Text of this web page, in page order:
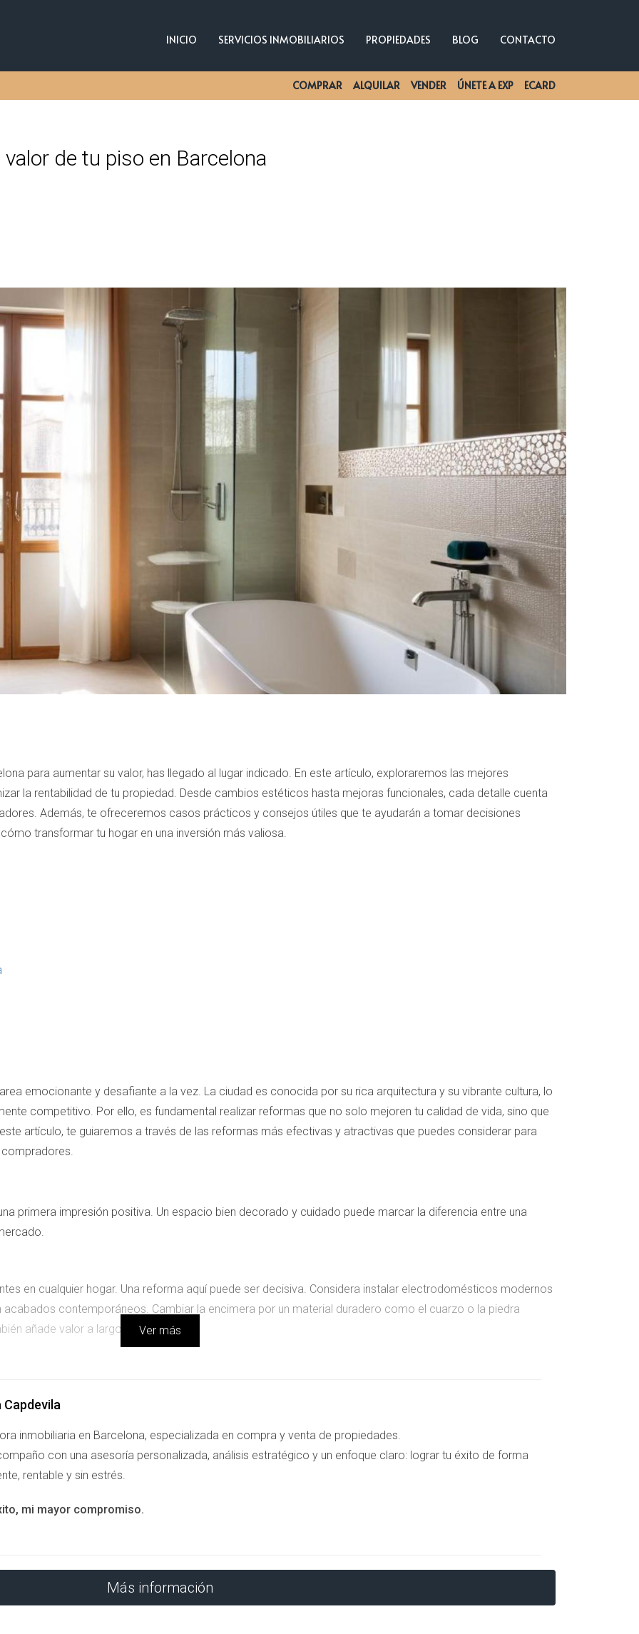
INICIO SERVICIOS INMOBILIARIOS PROPIEDADES BLOG CONTACTO
COMPRAR ALQUILAR VENDER ÚNETE A EXP ECARD
de tu piso en Barcelona
para aumentar su valor, has llegado al lugar indicado. En este artículo, exploraremos las mejores
la rentabilidad de tu propiedad. Desde cambios estéticos hasta mejoras funcionales, cada detalle cuenta
Además, te ofreceremos casos prácticos y consejos útiles que te ayudarán a tomar decisiones
transformar tu hogar en una inversión más valiosa.
emocionante y desafiante a la vez. La ciudad es conocida por su rica arquitectura y su vibrante cultura, lo
competitivo. Por ello, es fundamental realizar reformas que no solo mejoren tu calidad de vida, sino que
artículo, te guiaremos a través de las reformas más efectivas y atractivas que puedes considerar para
compradores.
primera impresión positiva. Un espacio bien decorado y cuidado puede marcar la diferencia entre una
en cualquier hogar. Una reforma aquí puede ser decisiva. Considera instalar electrodomésticos modernos
contemporáneos. Cambiar la encimera por un material duradero como el cuarzo o la piedra
añade valor a largo plazo.
Además, considera añadir elementos como calefacción o grifería de diseño, que no solo son
son esenciales para hacer tu piso más atractivo y eficiente.
factor decisivo para muchos compradores. Invertir en ventanas de doble acristalamiento o sistemas de
por el medio ambiente.
Ver más
Capdevila
inmobiliaria en Barcelona, especializada en compra y venta de propiedades.
con una asesoría personalizada, análisis estratégico y un enfoque claro: lograr tu éxito de forma
rentable y sin estrés.
mi mayor compromiso.
Más información